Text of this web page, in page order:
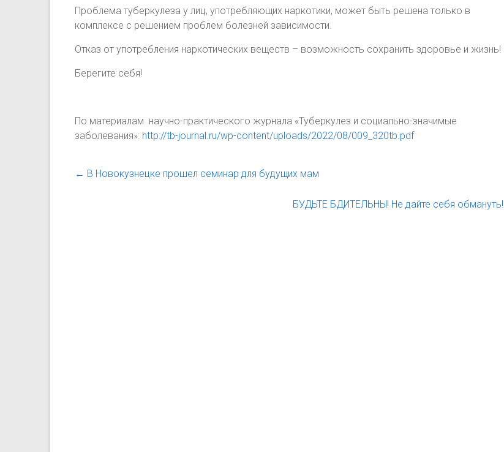
Проблема туберкулеза у лиц, употребляющих наркотики, может быть решена только в
комплексе с решением проблем болезней зависимости.
Отказ от употребления наркотических веществ – возможность сохранить здоровье и жизнь!
Берегите себя!
По материалам научно-практического журнала «Туберкулез и социально-значимые
заболевания»: http://tb-journal.ru/wp-content/uploads/2022/08/009_320tb.pdf
← В Новокузнецке прошел семинар для будущих мам
БУДЬТЕ БДИТЕЛЬНЫ! Не дайте себя обмануть!